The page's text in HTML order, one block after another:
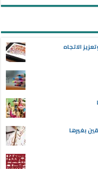
الاتجاه
بغيرها